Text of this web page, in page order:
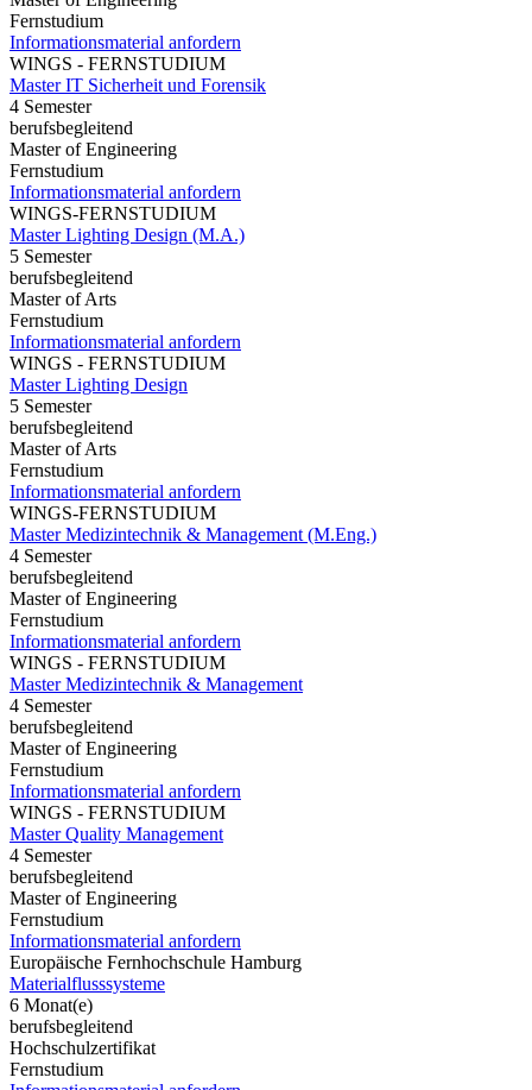
Fernstudium
Informationsmaterial anfordern
WINGS - FERNSTUDIUM
Master IT Sicherheit und Forensik
4 Semester
berufsbegleitend
Master of Engineering
Fernstudium
Informationsmaterial anfordern
WINGS-FERNSTUDIUM
Master Lighting Design (M.A.)
5 Semester
berufsbegleitend
Master of Arts
Fernstudium
Informationsmaterial anfordern
WINGS - FERNSTUDIUM
Master Lighting Design
5 Semester
berufsbegleitend
Master of Arts
Fernstudium
Informationsmaterial anfordern
WINGS-FERNSTUDIUM
Master Medizintechnik & Management (M.Eng.)
4 Semester
berufsbegleitend
Master of Engineering
Fernstudium
Informationsmaterial anfordern
WINGS - FERNSTUDIUM
Master Medizintechnik & Management
4 Semester
berufsbegleitend
Master of Engineering
Fernstudium
Informationsmaterial anfordern
WINGS - FERNSTUDIUM
Master Quality Management
4 Semester
berufsbegleitend
Master of Engineering
Fernstudium
Informationsmaterial anfordern
Europäische Fernhochschule Hamburg
Materialflusssysteme
6 Monat(e)
berufsbegleitend
Hochschulzertifikat
Fernstudium